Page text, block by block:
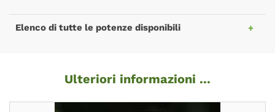
Elenco di tutte le potenze disponibili
Ulteriori informazioni ...